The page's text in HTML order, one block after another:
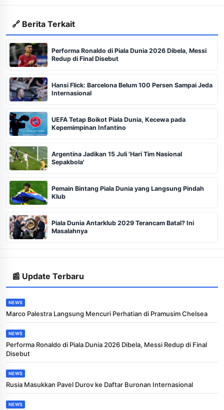
🔗 Berita Terkait
Performa Ronaldo di Piala Dunia 2026 Dibela, Messi
Redup di Final Disebut
Hansi Flick: Barcelona Belum 100 Persen Sampai Jeda
Internasional
UEFA Tetap Boikot Piala Dunia, Kecewa pada
Kepemimpinan Infantino
Argentina Jadikan 15 Juli 'Hari Tim Nasional
Sepakbola'
Pemain Bintang Piala Dunia yang Langsung Pindah
Klub
Piala Dunia Antarklub 2029 Terancam Batal? Ini
Masalahnya
📰 Update Terbaru
NEWS
Marco Palestra Langsung Mencuri Perhatian di Pramusim Chelsea
NEWS
Performa Ronaldo di Piala Dunia 2026 Dibela, Messi Redup di Final
Disebut
NEWS
Rusia Masukkan Pavel Durov ke Daftar Buronan Internasional
NEWS